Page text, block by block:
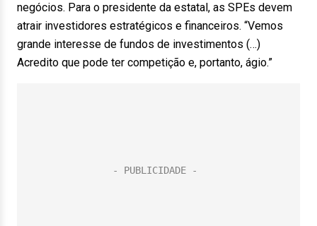
negócios. Para o presidente da estatal, as SPEs devem
atrair investidores estratégicos e financeiros. “Vemos
grande interesse de fundos de investimentos (…)
Acredito que pode ter competição e, portanto, ágio.”